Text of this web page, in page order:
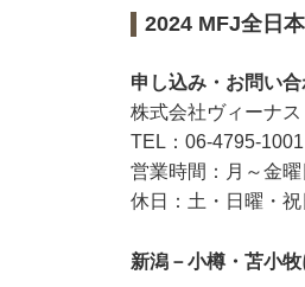
2024 MFJ全日
申し込み・お問い
株式会社ヴィーナ
TEL：06-4795-1001
営業時間：月～金
休日：土・日曜・祝
新潟－小樽・苫小